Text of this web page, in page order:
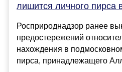
лишится личного пирса
Росприроднадзор ранее
предостережений
нахождения в
пирса, принадлежащего